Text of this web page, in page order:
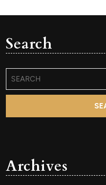
Search
for:
Archives